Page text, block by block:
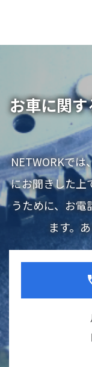
お車に関
NETWORKでは
にお聞きした上
うために、お
ます。